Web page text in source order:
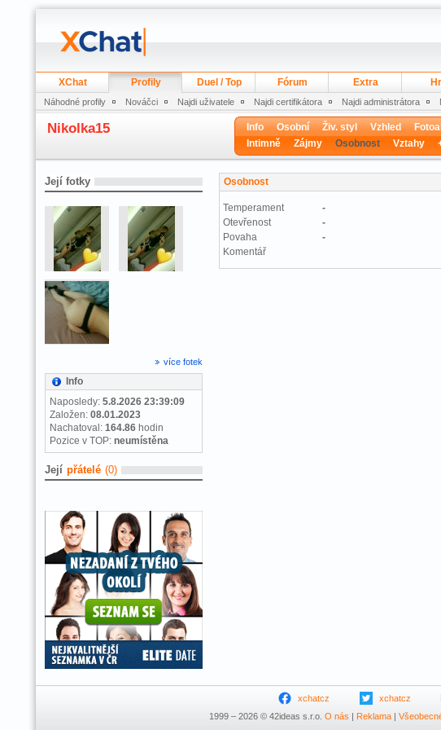
XChat Profily Duel / Top Fórum Extra
Náhodné profily Nováčci Najdi uživatele Najdi certifikátora Najdi administrátora
Nikolka15 Info Osobní Živ. styl Vzhled
Intimně
Zájmy Osobnost Vztahy
Její fotky
více fotek
Info
Naposledy: 5.8.2026 23:39:09
Založen: 08.01.2023
Nachatoval: 164.86 hodin
Pozice v TOP: neumístěna
Její přátelé (0)
Osobnost
Temperament
-
Otevřenost
-
Povaha
-
Komentář
xchatcz xchatcz
1999 – 2026 © 42ideas s.r.o. O nás | Reklama|